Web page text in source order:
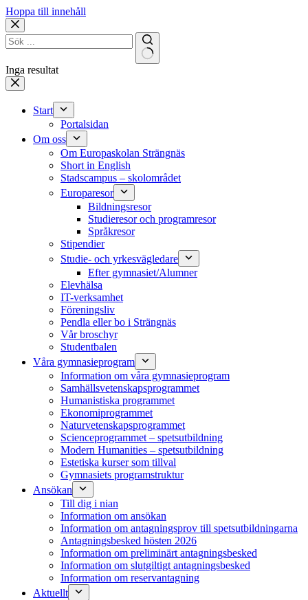
Hoppa till innehåll
Inga resultat
Start
Portalsidan
Om oss
Om Europaskolan Strängnäs
Short in English
Stadscampus – skolområdet
Europaresor
Bildningsresor
Studieresor och programresor
Språkresor
Stipendier
Studie- och yrkesvägledare
Efter gymnasiet/Alumner
Elevhälsa
IT-verksamhet
Föreningsliv
Pendla eller bo i Strängnäs
Vår broschyr
Studentbalen
Våra gymnasieprogram
Information om våra gymnasieprogram
Samhällsvetenskapsprogrammet
Humanistiska programmet
Ekonomiprogrammet
Naturvetenskapsprogrammet
Scienceprogrammet – spetsutbildning
Modern Humanities – spetsutbildning
Estetiska kurser som tillval
Gymnasiets programstruktur
Ansökan
Till dig i nian
Information om ansökan
Information om antagningsprov till spetsutbildningarna
Antagningsbesked hösten 2026
Information om preliminärt antagningsbesked
Information om slutgiltigt antagningsbesked
Information om reservantagning
Aktuellt